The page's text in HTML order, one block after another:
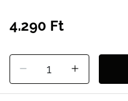
4.290 Ft
1